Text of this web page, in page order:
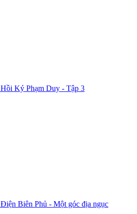
Hồi Ký Phạm Duy - Tập 3
Điện Biên Phủ - Một góc địa ngục